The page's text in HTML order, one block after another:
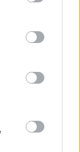
tags to
below Google
και στο flag
των
ασυλίες